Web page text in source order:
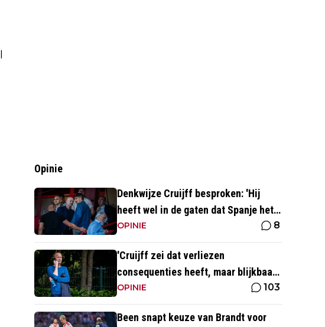
Opinie
Denkwijze Cruijff besproken: 'Hij
heeft wel in de gaten dat Spanje het
hoogste is in het voetbal'
OPINIE 8
'Cruijff zei dat verliezen
consequenties heeft, maar blijkbaar
niet voor de trainer van Ajax 1'
OPINIE 103
Been snapt keuze van Brandt voor